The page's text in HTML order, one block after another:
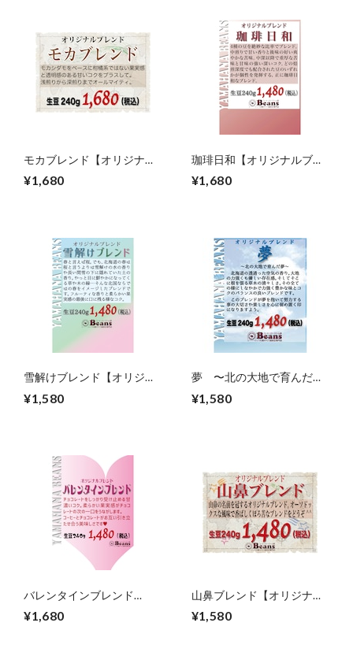
モカブレンド【オリジナル
¥1,680
珈琲日和【オリジナルブレ
¥1,680
雪解けブレンド【オリジナ
煎
¥1,580
夢 〜北の大地で育んだ
ド】生豆240gを焙煎
¥1,580
バレンタインブレンド
生豆240gを焙煎
¥1,680
山鼻ブレンド【オリジナル
¥1,580